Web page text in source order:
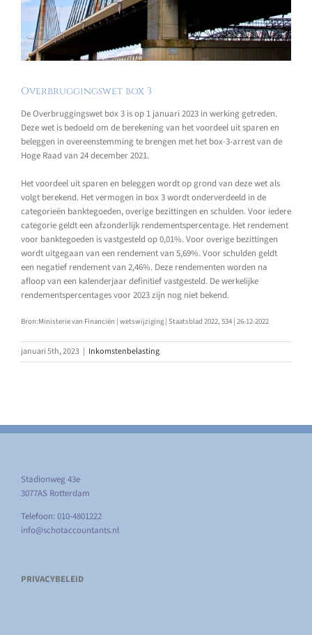
Overbruggingswet box 3
De Overbruggingswet box 3 is op 1 januari 2023 in werking getreden.
Deze wet is bedoeld om de berekening van het voordeel uit sparen en
beleggen in overeenstemming te brengen met het box-3-arrest van de
Hoge Raad van 24 december 2021.
Het voordeel uit sparen en beleggen wordt op grond van deze wet als
volgt berekend. Het vermogen in box 3 wordt onderverdeeld in de
categorieën banktegoeden, overige bezittingen en schulden. Voor iedere
categorie geldt een afzonderlijk rendementspercentage. Het rendement
voor banktegoeden is vastgesteld op 0,01%. Voor overige bezittingen
wordt uitgegaan van een rendement van 5,69%. Voor schulden geldt
een negatief rendement van 2,46%. Deze rendementen worden na
afloop van een kalenderjaar definitief vastgesteld. De werkelijke
rendementspercentages voor 2023 zijn nog niet bekend.
Bron:Ministerie van Financiën | wetswijziging | Staatsblad 2022, 534 | 26-12-2022
januari 5th, 2023 | Inkomstenbelasting
Stadionweg 43e
3077AS Rotterdam
Telefoon: 010-4801222
info@schotaccountants.nl
PRIVACYBELEID